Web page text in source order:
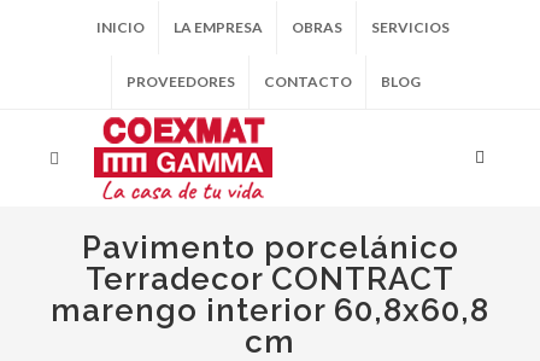
INICIO LA EMPRESA OBRAS SERVICIOS
PROVEEDORES CONTACTO BLOG
Pavimento porcelánico
Terradecor CONTRACT
marengo interior 60,8x60,8
cm